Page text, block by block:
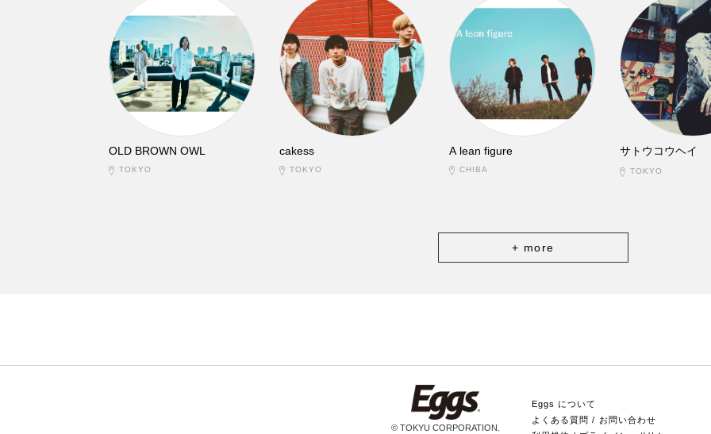
OLD BROWN OWL
TOKYO
cakess
TOKYO
A lean figure
CHIBA
サトウコウヘイ
TOKYO
+ more
© TOKYU CORPORATION.
Eggs について
よくある質問 / お問い合わせ